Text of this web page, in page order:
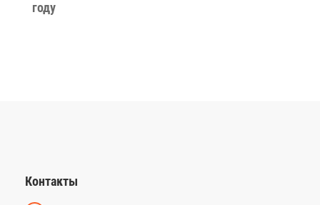
году
Контакты